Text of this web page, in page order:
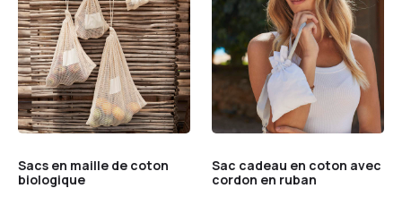
Sacs en maille de coton
biologique
Sac cadeau en coton avec
cordon en ruban